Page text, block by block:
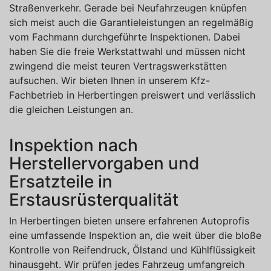
Straßenverkehr. Gerade bei Neufahrzeugen knüpfen
sich meist auch die Garantieleistungen an regelmäßig
vom Fachmann durchgeführte Inspektionen. Dabei
haben Sie die freie Werkstattwahl und müssen nicht
zwingend die meist teuren Vertragswerkstätten
aufsuchen. Wir bieten Ihnen in unserem Kfz-
Fachbetrieb in Herbertingen preiswert und verlässlich
die gleichen Leistungen an.
Inspektion nach
Herstellervorgaben und
Ersatzteile in
Erstausrüsterqualität
In Herbertingen bieten unsere erfahrenen Autoprofis
eine umfassende Inspektion an, die weit über die bloße
Kontrolle von Reifendruck, Ölstand und Kühlflüssigkeit
hinausgeht. Wir prüfen jedes Fahrzeug umfangreich